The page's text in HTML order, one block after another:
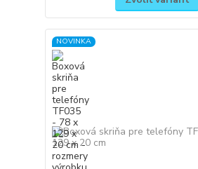
NOVINKA